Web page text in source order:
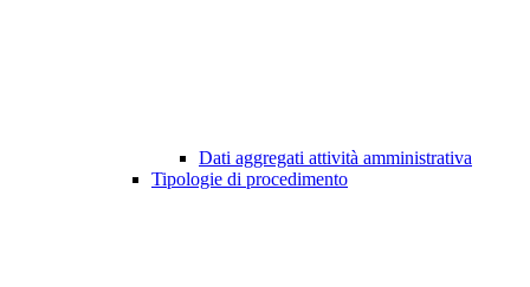
Dati aggregati attività amministrativa
Tipologie di procedimento